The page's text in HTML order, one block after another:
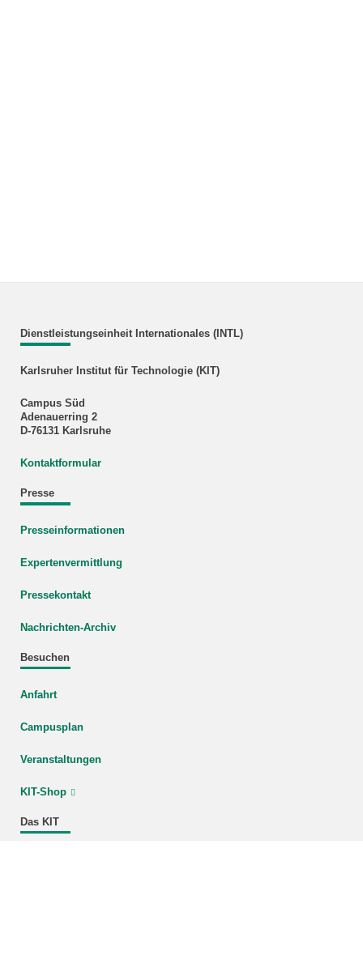
Dienstleistungseinheit Internationales (INTL)
Karlsruher Institut für Technologie (KIT)
Campus Süd
Adenauerring 2
D-76131 Karlsruhe
Kontaktformular
Presse
Presseinformationen
Expertenvermittlung
Pressekontakt
Nachrichten-Archiv
Besuchen
Anfahrt
Campusplan
Veranstaltungen
KIT-Shop
Das KIT